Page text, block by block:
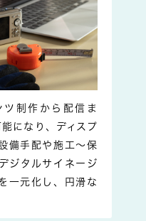
制作から配信ま
になり、ディスプ
備手配や施工～保
ジタルサイネージ
一元化し、円滑な